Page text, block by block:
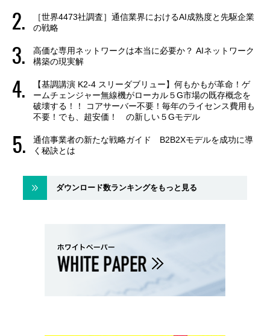
［世界4473社調査］通信業界におけるAI成熟度と先駆企業
の戦略
高価な専用ネットワークは本当に必要か？ AIネットワーク
構築の現実解
【基調講演 K2-4 スリーダブリュー】何もかもが革命！ゲ
ームチェンジャー無線機がローカル５G市場の既存概念を
破壊する！！ コアサーバー不要！毎年のライセンス費用も
不要！でも、超安価！ の新しい５Gモデル
通信事業者の新たな戦略ガイド B2B2Xモデルを成功に導
く秘訣とは
ダウンロード数ランキングをもっと見る